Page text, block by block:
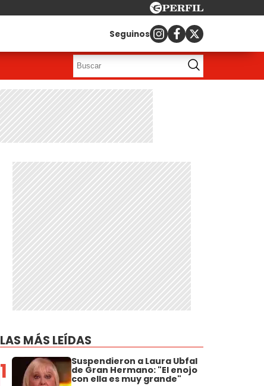
Seguinos
LAS MÁS LEÍDAS
1 Suspendieron a Laura Ubfal
de Gran Hermano: "El enojo
con ella es muy grande"